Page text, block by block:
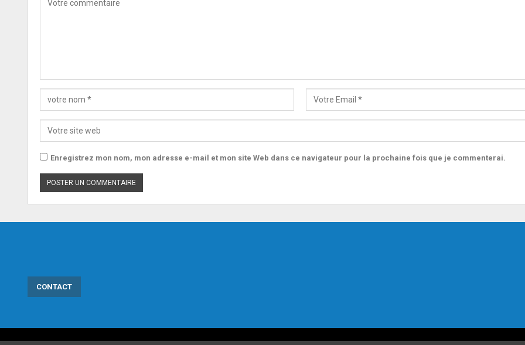
Enregistrez mon nom, mon adresse e-mail et mon site Web dans ce navigateur pour la prochaine fois que je commenterai.
CONTACT